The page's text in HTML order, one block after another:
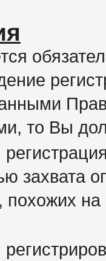
то Вы
захвата
похожих